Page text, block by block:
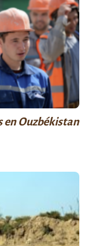
en Ouzbékistan